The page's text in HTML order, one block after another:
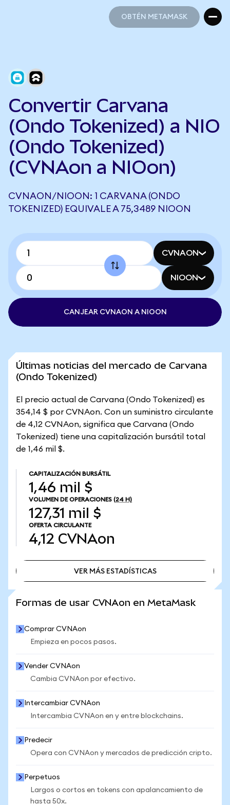
OBTÉN METAMASK
Convertir Carvana
(Ondo Tokenized) a NIO
(Ondo Tokenized)
(CVNAon a NIOon)
CVNAON/NIOON: 1 CARVANA (ONDO
TOKENIZED) EQUIVALE A 75,3489 NIOON
CVNAON
NIOON
CANJEAR CVNAON A NIOON
Últimas noticias del mercado de Carvana
(Ondo Tokenized)
El precio actual de Carvana (Ondo Tokenized) es
354,14 $ por CVNAon. Con un suministro circulante
de 4,12 CVNAon, significa que Carvana (Ondo
Tokenized) tiene una capitalización bursátil total
de 1,46 mil $.
CAPITALIZACIÓN BURSÁTIL
1,46 mil $
VOLUMEN DE OPERACIONES (24 H)
127,31 mil $
OFERTA CIRCULANTE
4,12 CVNAon
VER MÁS ESTADÍSTICAS
Formas de usar CVNAon en MetaMask
Comprar CVNAon
Empieza en pocos pasos.
Vender CVNAon
Cambia CVNAon por efectivo.
Intercambiar CVNAon
Intercambia CVNAon en y entre blockchains.
Predecir
Opera con CVNAon y mercados de predicción cripto.
Perpetuos
Largos o cortos en tokens con apalancamiento de
hasta 50x.